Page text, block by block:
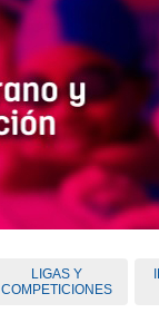
LIGAS Y
COMPETICIONES